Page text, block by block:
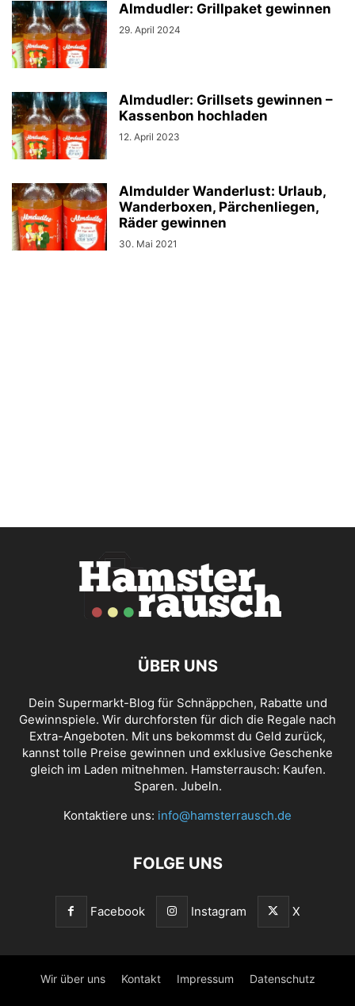
Almdudler: Grillpaket gewinnen
29. April 2024
Almdudler: Grillsets gewinnen –
Kassenbon hochladen
12. April 2023
Almdulder Wanderlust: Urlaub,
Wanderboxen, Pärchenliegen,
Räder gewinnen
30. Mai 2021
ÜBER UNS
Dein Supermarkt-Blog für Schnäppchen, Rabatte und
Gewinnspiele. Wir durchforsten für dich die Regale nach
Extra-Angeboten. Mit uns bekommst du Geld zurück,
kannst tolle Preise gewinnen und exklusive Geschenke
gleich im Laden mitnehmen. Hamsterrausch: Kaufen.
Sparen. Jubeln.
Kontaktiere uns: info@hamsterrausch.de
FOLGE UNS
Facebook Instagram X
Wir über uns Kontakt Impressum Datenschutz